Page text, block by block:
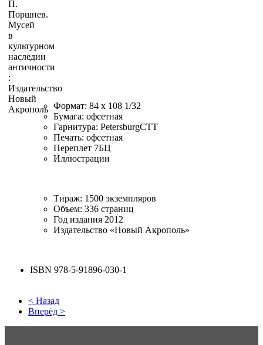
Формат: 84 х 108 1/32
Бумага: офсетная
Гарнитура: PetersburgCTT
Печать: офсетная
Переплет 7БЦ
Иллюстрации
Тираж: 1500 экземпляров
Объем: 336 страниц
Год издания 2012
Издательство «Новый Акрополь»
ISBN 978-5-91896-030-1
< Назад
Вперёд >